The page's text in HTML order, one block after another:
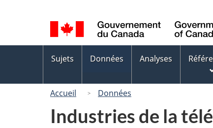
de
la
langue
Menus
des
sujets
Sujets Données Analyses
Accueil Données
Industries de la